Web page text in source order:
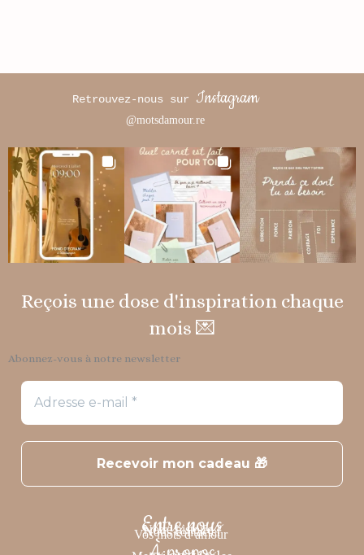
Retrouvez-nous sur Instagram
@motsdamour.re
Reçois une dose d'inspiration chaque
mois 💌
Abonnez-vous à notre newsletter
Entre nous
Notre histoire?
Nous contacter
Vos mots d’amour